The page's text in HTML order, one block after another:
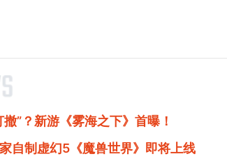
”？新游《雾海之下》首曝！
自制虚幻5《魔兽世界》即将上线